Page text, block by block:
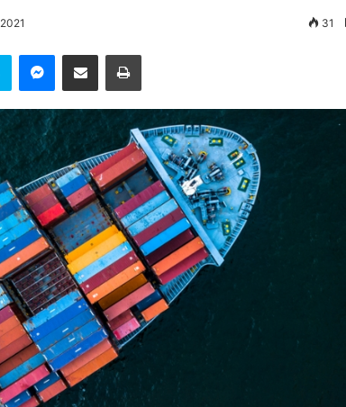
31
Skype MessengerCompartir por correo electrónicoImprimir